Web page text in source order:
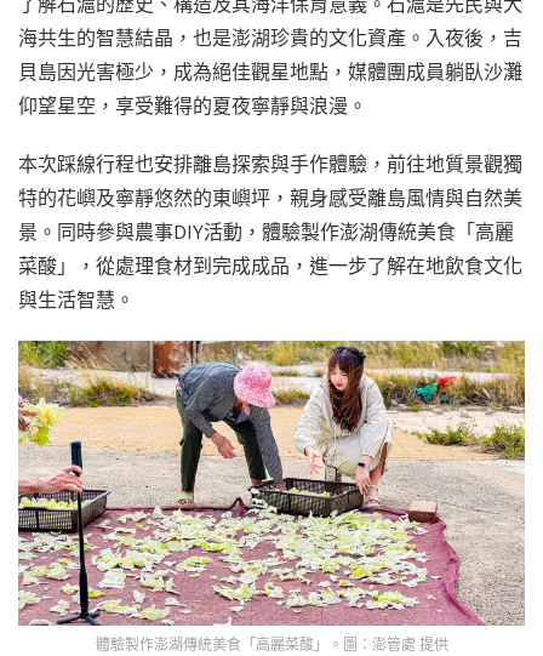
海共生的智慧結晶，也是澎湖珍貴的文化資產。入夜後，吉
貝島因光害極少，成為絕佳觀星地點，媒體團成員躺臥沙灘
仰望星空，享受難得的夏夜寧靜與浪漫。
本次踩線行程也安排離島探索與手作體驗，前往地質景觀獨
特的花嶼及寧靜悠然的東嶼坪，親身感受離島風情與自然美
景。同時參與農事DIY活動，體驗製作澎湖傳統美食「高麗
菜酸」，從處理食材到完成成品，進一步了解在地飲食文化
與生活智慧。
體驗製作澎湖傳統美食「高麗菜酸」。圖：澎管處 提供